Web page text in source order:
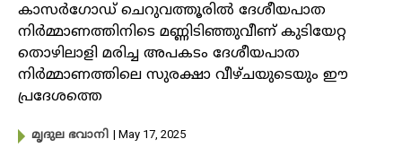
കാസ‍ർഗോഡ് ചെറുവത്തൂരിൽ ദേശീയപാത
നിർമ്മാണത്തിനിടെ മണ്ണിടിഞ്ഞുവീണ് കുടിയേറ്റ
തൊഴിലാളി മരിച്ച അപകടം ദേശീയപാത
നിർമ്മാണത്തിലെ സുരക്ഷാ വീഴ്ചയുടെയും ഈ
പ്രദേശത്തെ
മൃദുല ഭവാനി | May 17, 2025